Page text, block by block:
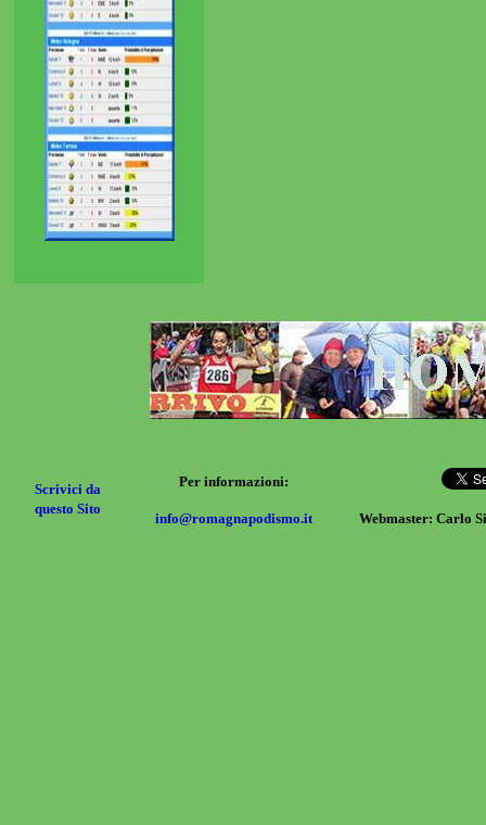
Scrivici da
questo Sito
Per informazioni:
info@romagnapodismo.it Webmaster: Carlo